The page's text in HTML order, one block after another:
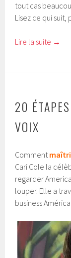
tout cas
Lisez ce qui suit,
Lire la suite →
20
VOIX
Comment
Cari Cole la
regarder
louper. Elle a
business